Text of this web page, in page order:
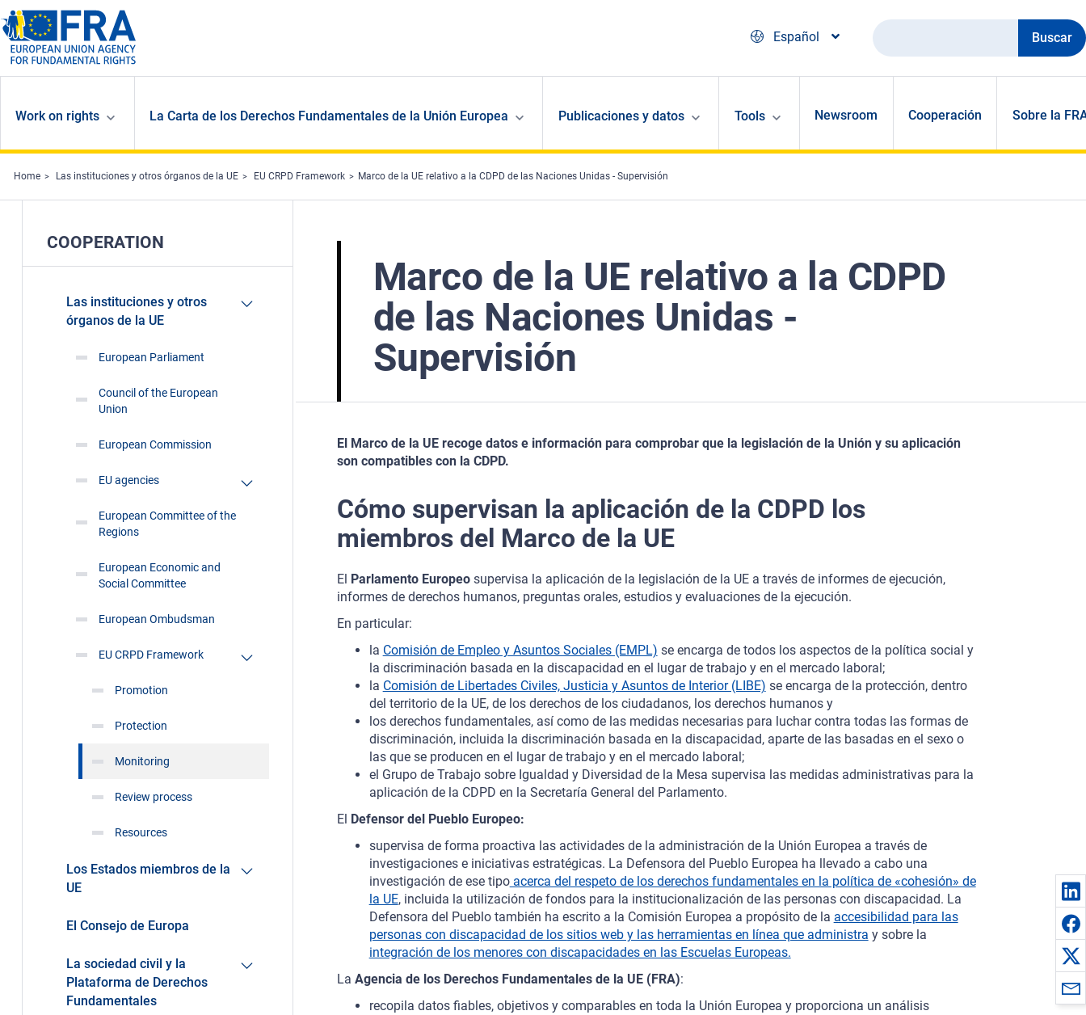
Skip to main content
Español
Buscar
Work on rights La Carta de los Derechos Fundamentales de la Unión Europea Publicaciones y datos Tools Newsroom Cooperación Sobre la
Home Las instituciones y otros órganos de la UE EU CRPD Framework Marco de la UE relativo a la CDPD de las Naciones Unidas - Supervisión
Marco de la UE relativo a la CDPD
de las Naciones Unidas -
Supervisión
El Marco de la UE recoge datos e información para comprobar que la legislación de la Unión y su aplicación
son compatibles con la CDPD.
Cómo supervisan la aplicación de la CDPD los
miembros del Marco de la UE
El Parlamento Europeosupervisa la aplicación de la legislación de la UE a través de informes de ejecución,
informes de derechos humanos, preguntas orales, estudios y evaluaciones de la ejecución.
En particular:
la Comisión de Empleo y Asuntos Sociales (EMPL) se encarga de todos los aspectos de la política social y
la discriminación basada en la discapacidad en el lugar de trabajo y en el mercado laboral;
la Comisión de Libertades Civiles, Justicia y Asuntos de Interior (LIBE) se encarga de la protección, dentro
del territorio de la UE, de los derechos de los ciudadanos, los derechos humanos y
los derechos fundamentales, así como de las medidas necesarias para luchar contra todas las formas de
discriminación, incluida la discriminación basada en la discapacidad, aparte de las basadas en el sexo o
las que se producen en el lugar de trabajo y en el mercado laboral;
el Grupo de Trabajo sobre Igualdad y Diversidad de la Mesa supervisa las medidas administrativas para la
aplicación de la CDPD en la Secretaría General del Parlamento.
El Defensor del Pueblo Europeo:
supervisa de forma proactiva las actividades de la administración de la Unión Europea a través de
investigaciones e iniciativas estratégicas. La Defensora del Pueblo Europea ha llevado a cabo una
investigación de ese tipoacerca del respeto de los derechos fundamentales en la política de «cohesión» de
la UE, incluida la utilización de fondos para la institucionalización de las personas con discapacidad. La
Defensora del Pueblo también ha escrito a la Comisión Europea a propósito de la accesibilidad para las
personas con discapacidad de los sitios web y las herramientas en línea que administra y sobre la
integración de los menores con discapacidades en las Escuelas Europeas.
La Agencia de los Derechos Fundamentales de la UE (FRA):
recopila datos fiables, objetivos y comparables en toda la Unión Europea y proporciona un análisis
COOPERATION
Las instituciones y otros
órganos de la UE
European Parliament
Council of the European
Union
European Commission
EU agencies
European Committee of the
Regions
European Economic and
Social Committee
European Ombudsman
EU CRPD Framework
Promotion
Protection
Monitoring
Review process
Resources
Los Estados miembros de la
UE
El Consejo de Europa
La sociedad civil y la
Plataforma de Derechos
Fundamentales